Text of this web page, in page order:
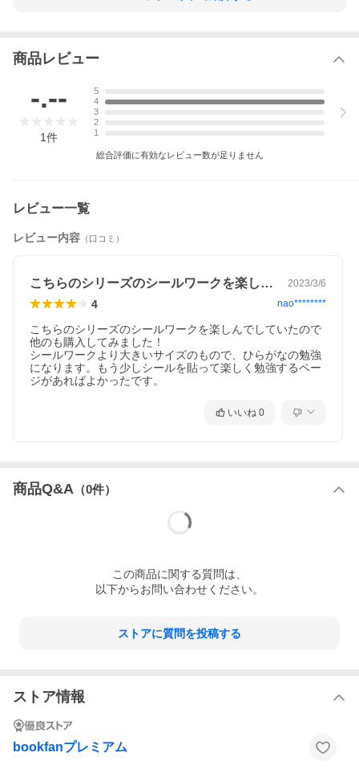
商品レビュー
-.--
1件
5
4
3
2
1
総合評価に有効なレビュー数が足りません
レビュー一覧
レビュー内容 （口コミ）
こちらのシリーズのシールワークを楽しん… 2023/3/6
4 nao********
こちらのシリーズのシールワークを楽しんでしていたので
他のも購入してみました！
シールワークより大きいサイズのもので、ひらがなの勉強
になります。もう少しシールを貼って楽しく勉強するペー
ジがあればよかったです。
いいね 0
商品Q&A （0件）
この商品に関する質問は、
以下からお問い合わせください。
ストアに質問を投稿する
ストア情報
bookfanプレミアム